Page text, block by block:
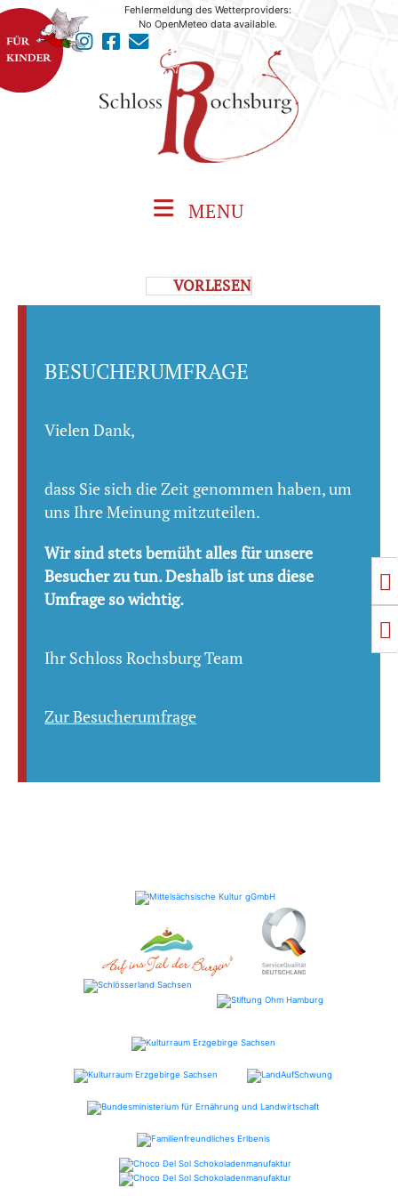
Fehlermeldung des Wetterproviders:
No OpenMeteo data available.
MENU
VORLESEN
BESUCHERUMFRAGE
Vielen Dank,
dass Sie sich die Zeit genommen haben, um
uns Ihre Meinung mitzuteilen.
Wir sind stets bemüht alles für unsere
Besucher zu tun. Deshalb ist uns diese
Umfrage so wichtig.
Ihr Schloss Rochsburg Team
Zur Besucherumfrage